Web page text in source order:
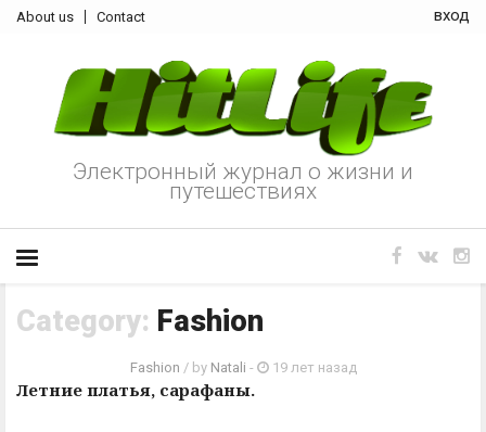
About us Contact вход
Электронный журнал о жизни и
путешествиях
Category: Fashion
Fashion / by Natali - 19 лет назад
Летние платья, сарафаны.